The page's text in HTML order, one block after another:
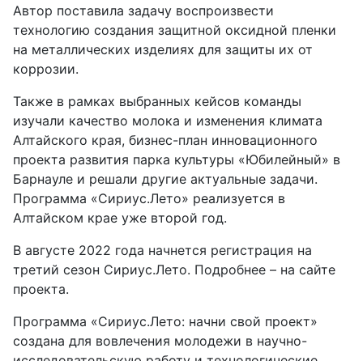
Автор поставила задачу воспроизвести
технологию создания защитной оксидной пленки
на металлических изделиях для защиты их от
коррозии.
Также в рамках выбранных кейсов команды
изучали качество молока и изменения климата
Алтайского края, бизнес-план инновационного
проекта развития парка культуры «Юбилейный» в
Барнауле и решали другие актуальные задачи.
Программа «Сириус.Лето» реализуется в
Алтайском крае уже второй год.
В августе 2022 года начнется регистрация на
третий сезон Сириус.Лето. Подробнее – на сайте
проекта.
Программа «Сириус.Лето: начни свой проект»
создана для вовлечения молодежи в научно-